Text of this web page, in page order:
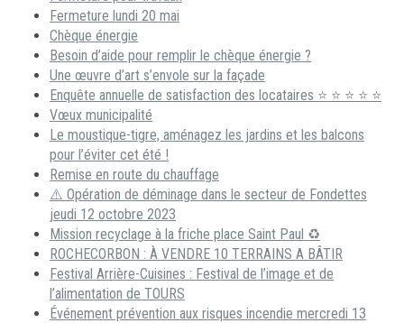
Fermeture lundi 20 mai
Chèque énergie
Besoin d’aide pour remplir le chèque énergie ?
Une œuvre d’art s’envole sur la façade
Enquête annuelle de satisfaction des locataires ⭐ ⭐ ⭐ ⭐ ⭐
Vœux municipalité
Le moustique-tigre, aménagez les jardins et les balcons
pour l’éviter cet été !
Remise en route du chauffage
⚠️ Opération de déminage dans le secteur de Fondettes
jeudi 12 octobre 2023
Mission recyclage à la friche place Saint Paul ♻️
ROCHECORBON : À VENDRE 10 TERRAINS A BÂTIR
Festival Arrière-Cuisines : Festival de l’image et de
l’alimentation de TOURS
Événement prévention aux risques incendie mercredi 13